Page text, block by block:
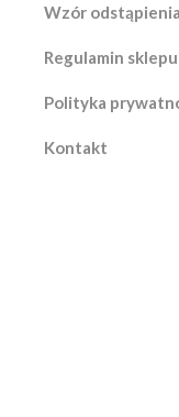
Wzór odstąpienia
Regulamin
Polityka
Kontakt